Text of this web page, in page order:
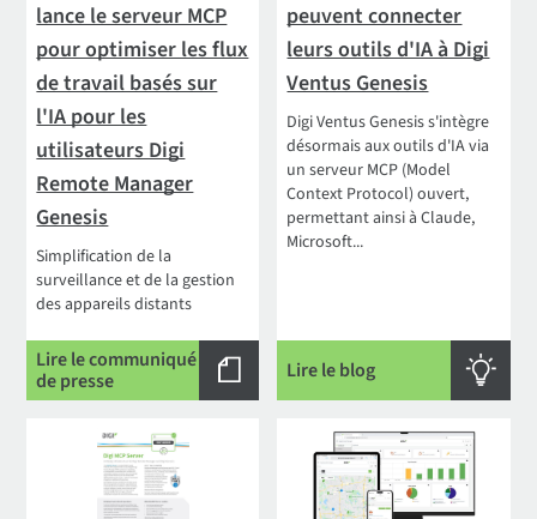
lance le serveur MCP
pour optimiser les flux
de travail basés sur
l'IA pour les
utilisateurs Digi
Remote Manager
Genesis
Simplification de la
surveillance et de la gestion
des appareils distants
Lire le communiqué
de presse
peuvent connecter
leurs outils d'IA à Digi
Ventus Genesis
Digi Ventus Genesis s'intègre
désormais aux outils d'IA via
un serveur MCP (Model
Context Protocol) ouvert,
permettant ainsi à Claude,
Microsoft...
Lire le blog